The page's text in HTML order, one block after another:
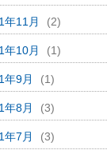
年11月 (2)
年10月 (1)
年9月 (1)
年8月 (3)
年7月 (3)